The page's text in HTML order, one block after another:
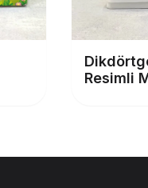
Resimli